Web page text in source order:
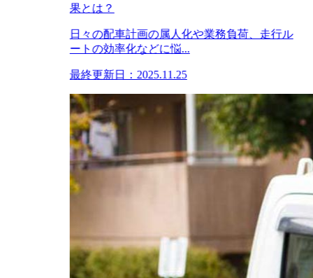
果とは？
日々の配車計画の属人化や業務負荷、走行ル
ートの効率化などに悩...
最終更新日：2025.11.25